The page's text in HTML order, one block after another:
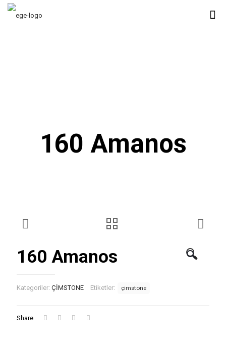
160 Amanos
🔍
160 Amanos
Kategoriler: ÇİMSTONE Etiketler: çimstone
Share